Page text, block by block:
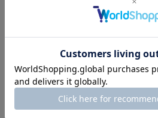
ステージ・演奏会
お通夜・お葬式
街歩き
弔事